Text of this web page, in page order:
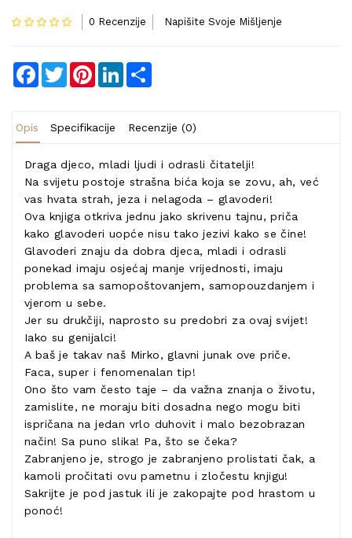
0 Recenzije Napišite Svoje Mišljenje
Facebook
TwitterPinterestLinkedIn
Opis Specifikacije Recenzije (0)
Draga djeco, mladi ljudi i odrasli čitatelji!
Na svijetu postoje strašna bića koja se zovu, ah, već
vas hvata strah, jeza i nelagoda – glavoderi!
Ova knjiga otkriva jednu jako skrivenu tajnu, priča
kako glavoderi uopće nisu tako jezivi kako se čine!
Glavoderi znaju da dobra djeca, mladi i odrasli
ponekad imaju osjećaj manje vrijednosti, imaju
problema sa samopoštovanjem, samopouzdanjem i
vjerom u sebe.
Jer su drukčiji, naprosto su predobri za ovaj svijet!
Iako su genijalci!
A baš je takav naš Mirko, glavni junak ove priče.
Faca, super i fenomenalan tip!
Ono što vam često taje – da važna znanja o životu,
zamislite, ne moraju biti dosadna nego mogu biti
ispričana na jedan vrlo duhovit i malo bezobrazan
način! Sa puno slika! Pa, što se čeka?
Zabranjeno je, strogo je zabranjeno prolistati čak, a
kamoli pročitati ovu pametnu i zločestu knjigu!
Sakrijte je pod jastuk ili je zakopajte pod hrastom u
ponoć!